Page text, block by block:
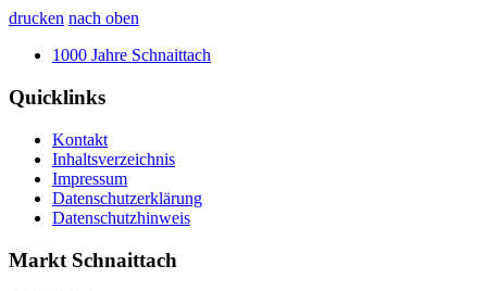
drucken nach oben
1000 Jahre Schnaittach
Quicklinks
Kontakt
Inhaltsverzeichnis
Impressum
Datenschutzerklärung
Datenschutzhinweis
Markt Schnaittach